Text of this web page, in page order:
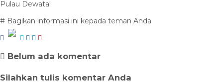
Pulau Dewata!
# Bagikan informasi ini kepada teman Anda
Belum ada komentar
Silahkan tulis komentar Anda